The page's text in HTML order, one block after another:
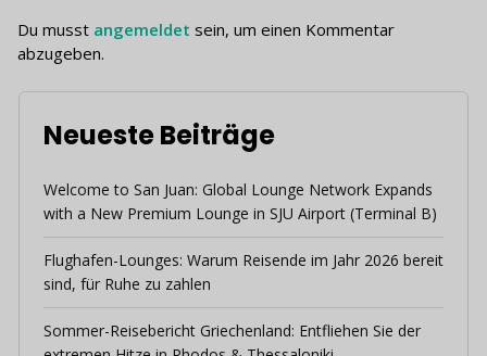
Du musst angemeldet sein, um einen Kommentar
abzugeben.
Neueste Beiträge
Welcome to San Juan: Global Lounge Network Expands
with a New Premium Lounge in SJU Airport (Terminal B)
Flughafen-Lounges: Warum Reisende im Jahr 2026 bereit
sind, für Ruhe zu zahlen
Sommer-Reisebericht Griechenland: Entfliehen Sie der